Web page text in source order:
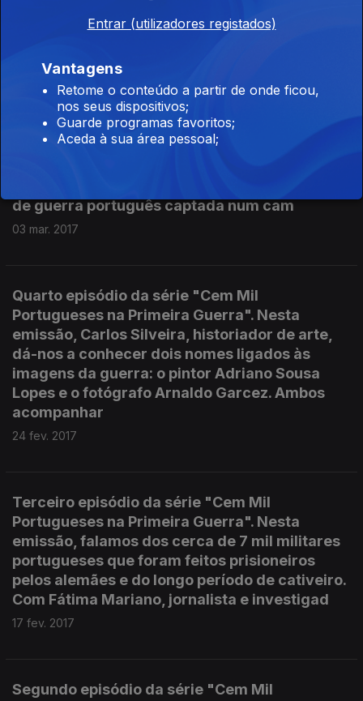
da I Guerra Mundial ...
Quinto episódio da série "Cem Mil Portugueses
na Primeira Guerra", com Isabel Braz, bisneta
do Capitão António Braz, combatente e
de guerra português captada num cam
03 mar. 2017
Quarto episódio da série "Cem Mil
Portugueses na Primeira Guerra". Nesta
emissão, Carlos Silveira, historiador de arte,
dá-nos a conhecer dois nomes ligados às
imagens da guerra: o pintor Adriano Sousa
Lopes e o fotógrafo Arnaldo Garcez. Ambos
acompanhar
24 fev. 2017
Terceiro episódio da série "Cem Mil
Portugueses na Primeira Guerra". Nesta
emissão, falamos dos cerca de 7 mil militares
portugueses que foram feitos prisioneiros
pelos alemães e do longo período de cativeiro.
Com Fátima Mariano, jornalista e investigad
17 fev. 2017
Segundo episódio da série "Cem Mil
Entrar (utilizadores registados)
Vantagens
Retome o conteúdo a partir de onde ficou,
nos seus dispositivos;
Guarde programas favoritos;
Aceda à sua área pessoal;